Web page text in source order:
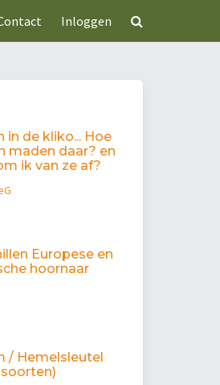
Inloggen
in de kliko... Hoe
maden daar? en
ik van ze af?
Europese en
hoornaar
/ Hemelsleutel